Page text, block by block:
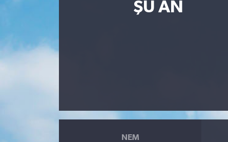
ŞU AN
NEM